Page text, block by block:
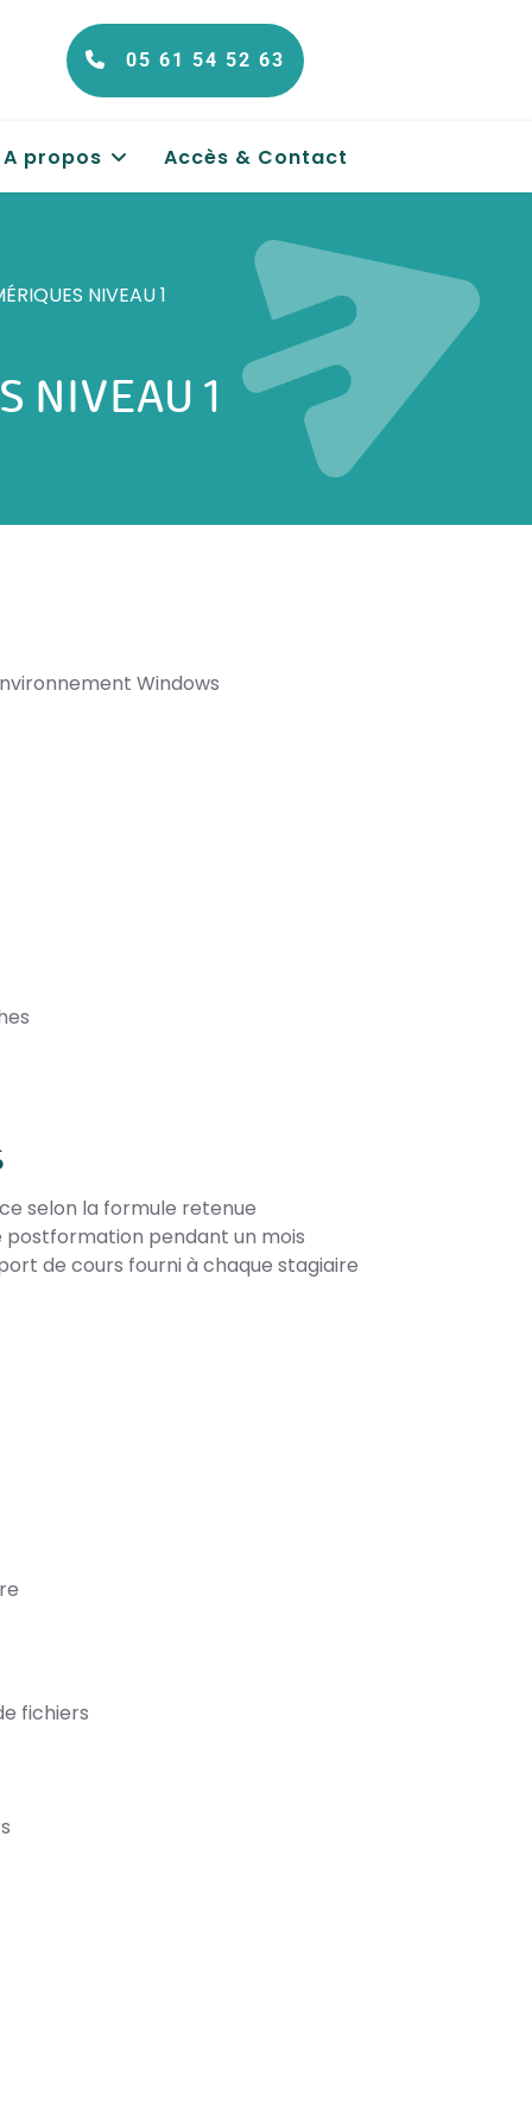
05 61 54 52 63
A propos Accès & Contact
NIVEAU 1
NIVEAU 1
Windows
selon la formule retenue
postformation pendant un mois
de cours fourni à chaque stagiaire
fichiers